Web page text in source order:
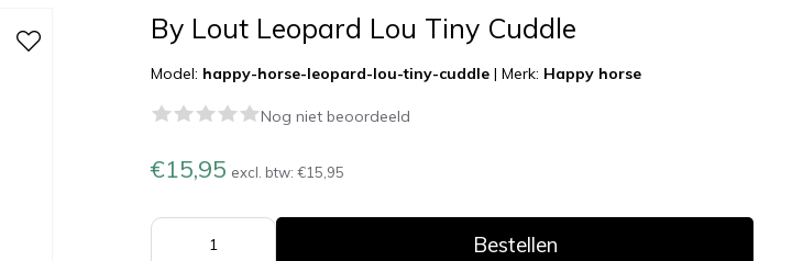
By Lout Leopard Lou Tiny Cuddle
Model: happy-horse-leopard-lou-tiny-cuddle |Merk: Happy horse
Nog niet beoordeeld
€15,95 excl. btw:€15,95
Bestellen